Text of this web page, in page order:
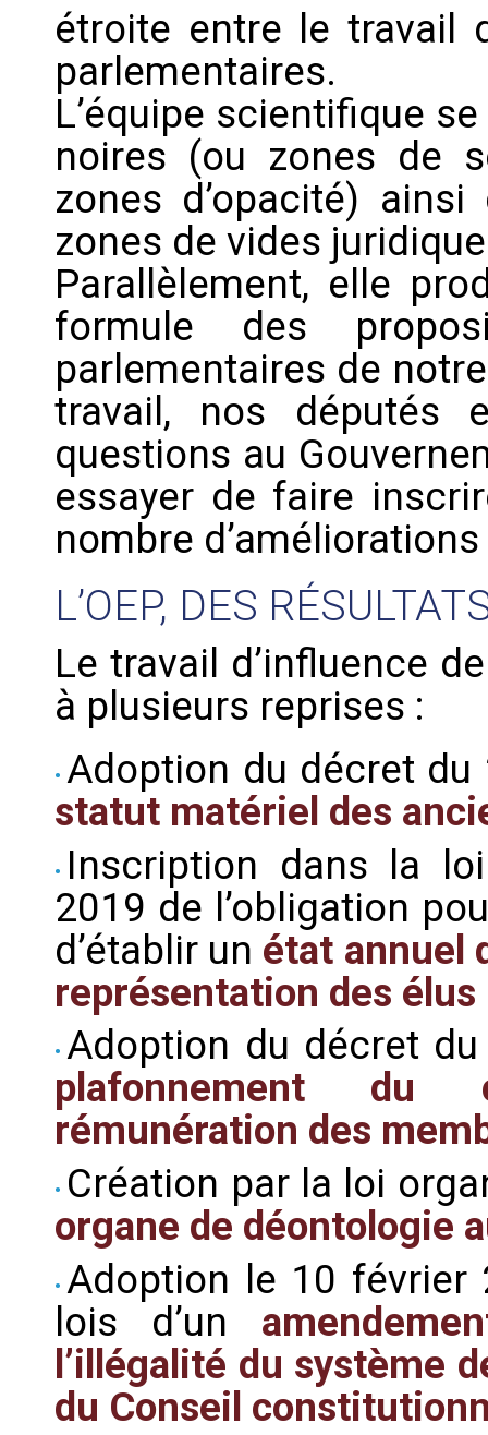
étroite entre le travail
parlementaires.
L’équipe scientifique
noires (ou zones de
zones d’opacité)
zones de vides
Parallèlement, elle
formule des
parlementaires de
travail, nos députés
questions au
essayer de faire
nombre
L’OEP, DES
Le travail d’influence
à plusieurs reprises :
Adoption du décret
statut matériel des
Inscription dans la
2019 de l’obligation
d’établir un état annuel
représentation des élus
Adoption du décret
plafonnement du
rémunération des
Création par la loi
organe de déontologie
Adoption le 10 février
lois d’un
l’illégalité du système
du Conseil